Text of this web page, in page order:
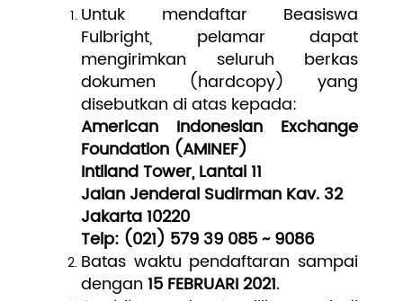
Untuk mendaftar Beasiswa
Fulbright, pelamar dapat
mengirimkan seluruh berkas
dokumen (hardcopy) yang
disebutkan di atas kepada:
American Indonesian Exchange
Foundation (AMINEF)
Intiland Tower, Lantai 11
Jalan Jenderal Sudirman Kav. 32
Jakarta 10220
Telp: (021) 579 39 085 ~ 9086
Batas waktu pendaftaran sampai
dengan 15 FEBRUARI 2021.